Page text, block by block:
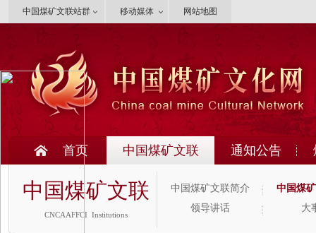
中国煤矿文联站群 移动媒体 网站地图
首页 中国煤矿文联
中国煤矿文联
CNCAAFFCI Institutions
中国煤矿文联简介
中国煤
领导讲话
大
通知公告